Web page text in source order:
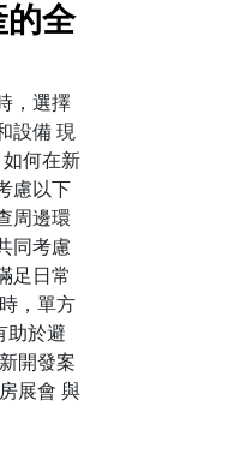
的全
，選擇
設備 現
何在新
慮以下
周邊環
同考慮
足日常
，單方
助於避
開發案
展會 與